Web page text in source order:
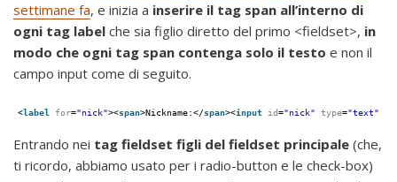
settimane fa, e inizia a inserire il tag span all’interno di
ogni tag label che sia figlio diretto del primo <fieldset>, in
modo che ogni tag span contenga solo il testo e non il
campo input come di seguito.
<label for="nick"><span>Nickname:</span><input id="nick" type="text"
Entrando nei tag fieldset figli del fieldset principale (che,
ti ricordo, abbiamo usato per i radio-button e le check-box)